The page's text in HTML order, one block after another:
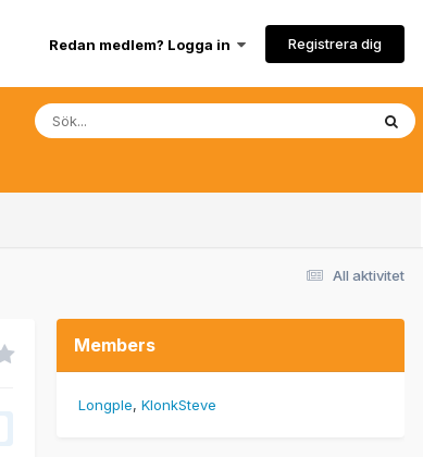
Redan medlem? Logga in Registrera dig
All aktivitet
Members
Longple KlonkSteve